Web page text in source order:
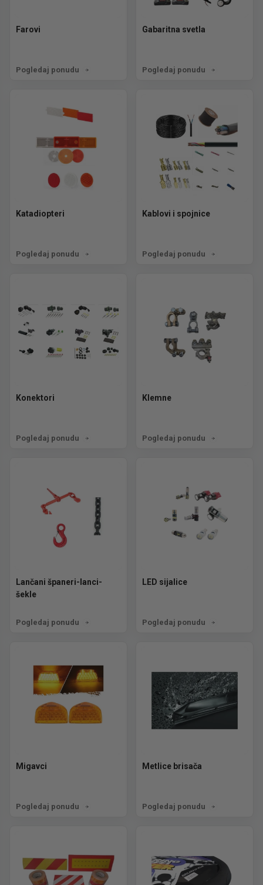
Farovi
Pogledaj ponudu
Gabaritna svetla
Pogledaj ponudu
Katadiopteri
Pogledaj ponudu
Kablovi i spojnice
Pogledaj ponudu
Konektori
Pogledaj ponudu
Klemne
Pogledaj ponudu
Lančani španeri-lanci-
šekle
Pogledaj ponudu
LED sijalice
Pogledaj ponudu
Migavci
Pogledaj ponudu
Metlice brisača
Pogledaj ponudu